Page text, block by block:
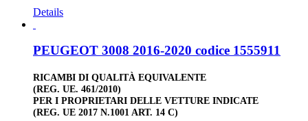
Details
PEUGEOT 3008 2016-2020 codice 1555911
RICAMBI DI QUALITÀ EQUIVALENTE
(REG. UE. 461/2010)
PER I PROPRIETARI DELLE VETTURE INDICATE
(REG. UE 2017 N.1001 ART. 14 C)